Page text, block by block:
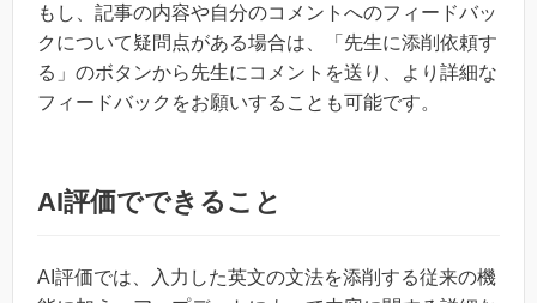
もし、記事の内容や自分のコメントへのフィードバッ
クについて疑問点がある場合は、「先生に添削依頼す
る」のボタンから先生にコメントを送り、より詳細な
フィードバックをお願いすることも可能です。
AI評価でできること
AI評価では、入力した英文の文法を添削する従来の機